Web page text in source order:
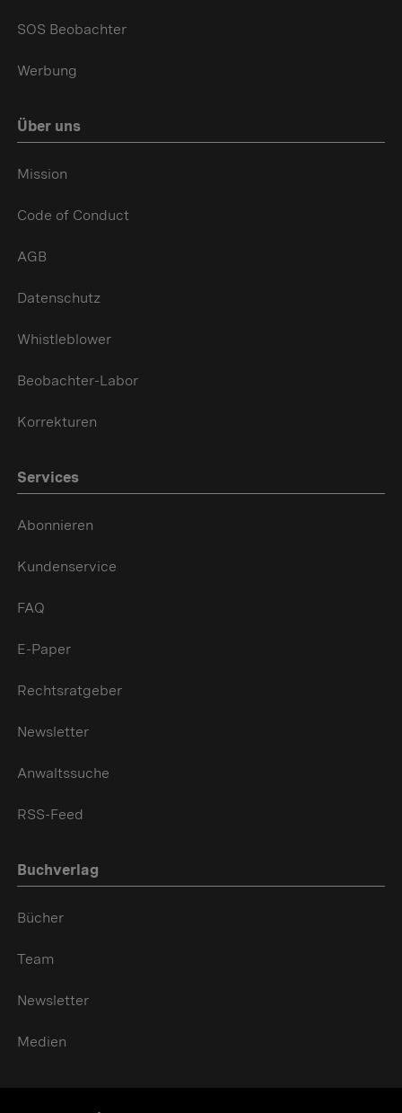
SOS Beobachter
Werbung
Über uns
Mission
Code of Conduct
AGB
Datenschutz
Whistleblower
Beobachter-Labor
Korrekturen
Services
Abonnieren
Kundenservice
FAQ
E-Paper
Rechtsratgeber
Newsletter
Anwaltssuche
RSS-Feed
Buchverlag
Bücher
Team
Newsletter
Medien